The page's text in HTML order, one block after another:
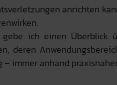
anrichten
ich einen Überblick
deren
– immer anhand